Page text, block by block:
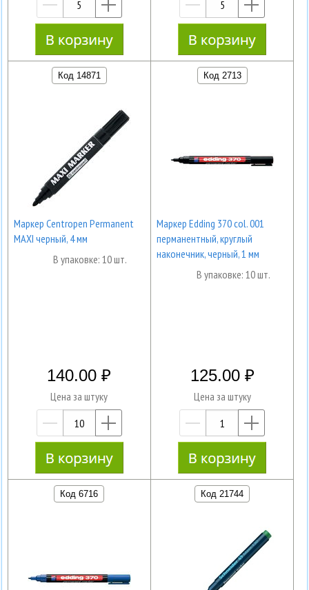
— —
Код 14871
Маркер Centropen Permanent
MAXI черный, 4 мм
В упаковке: 10 шт.
140.00
Цена за штуку
—
Код 2713
Маркер Edding 370 col. 001
перманентный, круглый
наконечник, черный, 1 мм
В упаковке: 10 шт.
125.00
Цена за штуку
—
Код 6716 Код 21744